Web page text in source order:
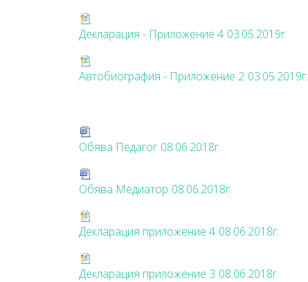
Декларация - Приложение 4 03.05.2019г.
Автобиография - Приложение 2 03.05.2019г.
Обява Педагог 08.06.2018г.
Обява Медиатор 08.06.2018г.
Декларация приложение 4 08.06.2018г.
Декларация приложение 3 08.06.2018г.